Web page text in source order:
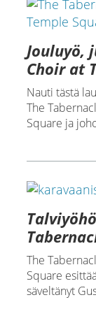
Jouluyö,
Choir at
Nauti tästä
The
Square ja
The
Square
säveltänyt